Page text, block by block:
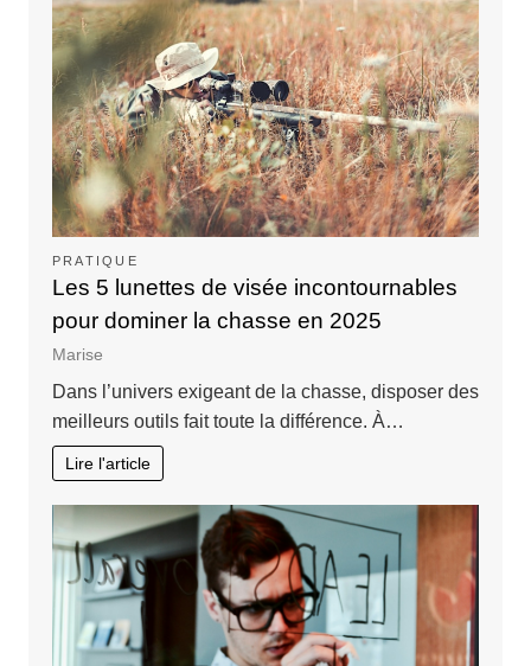
PRATIQUE
Les 5 lunettes de visée incontournables
pour dominer la chasse en 2025
Marise
Dans l’univers exigeant de la chasse, disposer des
meilleurs outils fait toute la différence. À…
Lire l'article